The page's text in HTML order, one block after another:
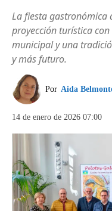
La fiesta gastronómica
proyección turística
municipal y una
y más futuro.
Por Aida
14 de enero de 2026 07:00